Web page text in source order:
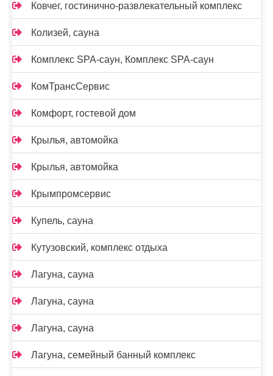
Ковчег, гостинично-развлекательный комплекс
Колизей, сауна
Комплекс SPA-саун, Комплекс SPA-саун
КомТрансСервис
Комфорт, гостевой дом
Крылья, автомойка
Крылья, автомойка
Крымпромсервис
Купель, сауна
Кутузовский, комплекс отдыха
Лагуна, сауна
Лагуна, сауна
Лагуна, сауна
Лагуна, семейный банный комплекс